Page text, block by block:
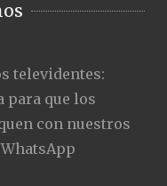
televidentes:
para que los
con nuestros